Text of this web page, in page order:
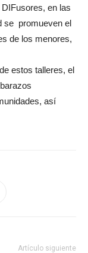
en las
se promueven el
de los menores,
estos talleres, el
así
Artículo siguiente